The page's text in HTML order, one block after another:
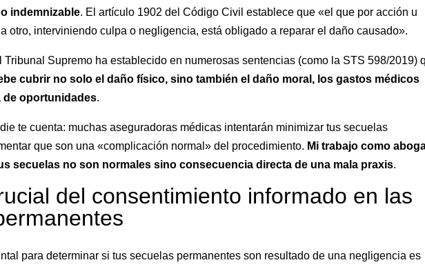
indemnizable. El artículo 1902 del Código Civil establece que «el que por acción u
otro, interviniendo culpa o negligencia, está obligado a reparar el daño causado».
Tribunal Supremo ha establecido en numerosas sentencias (como la STS 598/2019)
cubrir no solo el daño físico, sino también el daño moral, los gastos médicos
de oportunidades.
te cuenta: muchas aseguradoras médicas intentarán minimizar tus secuelas
que son una «complicación normal» del procedimiento. Mi trabajo como
secuelas no son normales sino consecuencia directa de una mala praxis.
del consentimiento informado en las
para determinar si tus secuelas permanentes son resultado de una negligencia es